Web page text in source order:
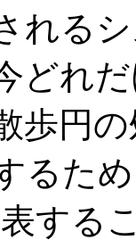
れる
どれ
歩円
るた
する